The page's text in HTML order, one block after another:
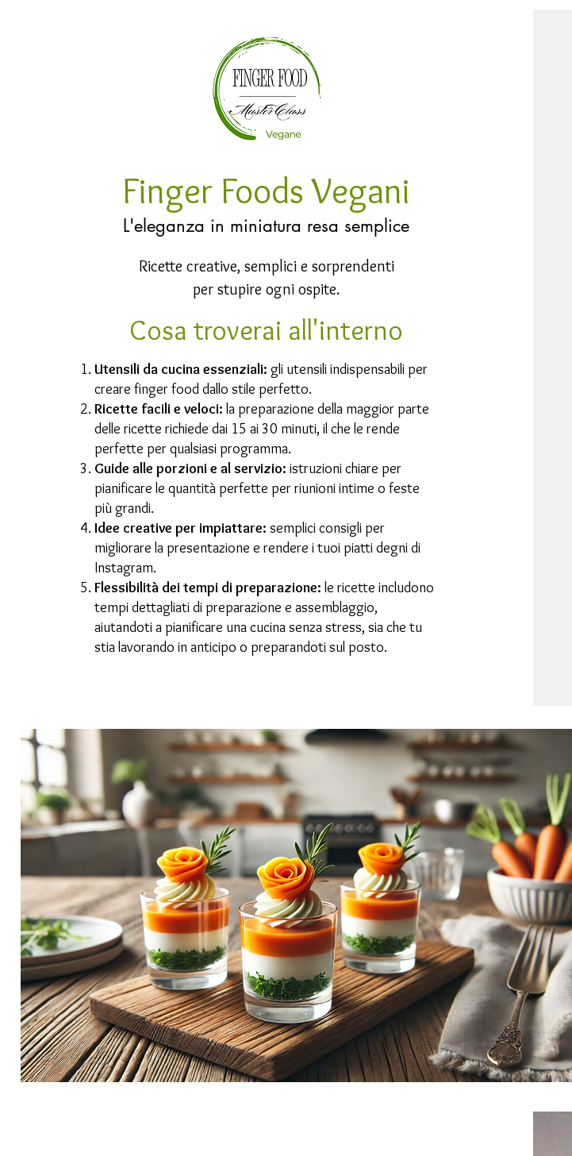
Finger Foods Vegani
L'eleganza in miniatura resa semplice
Ricette creative, semplici e sorprendenti
per stupire ogni ospite.
Cosa troverai all'interno
Utensili da cucina essenziali: gli utensili indispensabili per
creare finger food dallo stile perfetto.
Ricette facili e veloci: la preparazione della maggior parte
delle ricette richiede dai 15 ai 30 minuti, il che le rende
perfette per qualsiasi programma.
Guide alle porzioni e al servizio: istruzioni chiare per
pianificare le quantità perfette per riunioni intime o feste
più grandi.
Idee creative per impiattare: semplici consigli per
migliorare la presentazione e rendere i tuoi piatti degni di
Instagram.
Flessibilità dei tempi di preparazione: le ricette includono
tempi dettagliati di preparazione e assemblaggio,
aiutandoti a pianificare una cucina senza stress, sia che tu
stia lavorando in anticipo o preparandoti sul posto.